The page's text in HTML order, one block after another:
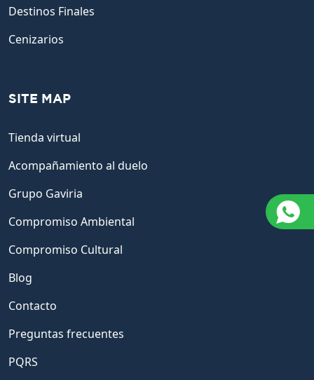
Destinos Finales
Cenizarios
SITE MAP
Tienda virtual
Acompañamiento al duelo
Grupo Gaviria
Compromiso Ambiental
Compromiso Cultural
Blog
Contacto
Preguntas frecuentes
PQRS